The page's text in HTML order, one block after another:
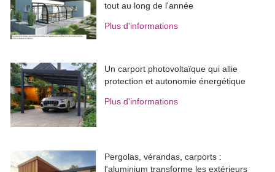
tout au long de l'année
Plus d'informations
Un carport photovoltaïque qui allie
protection et autonomie énergétique
Plus d'informations
Pergolas, vérandas, carports :
l'aluminium transforme les extérieurs